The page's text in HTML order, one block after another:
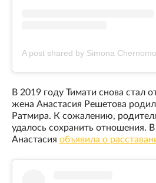
В 2019 году Тимати снова стал
жена Анастасия Решетова
Ратмира. К сожалению,
удалось сохранить отношения.
Анастасия объявила о